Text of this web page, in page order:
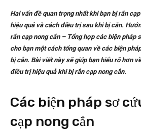
Hai vấn đề quan trọng nhất khi bạn bị rắn
hiệu quả và cách điều trị sau khi bị cắn.
rắn cạp nong cắn – Tổng hợp các biện pháp
cho bạn một cách tổng quan về các biện
bị cắn. Bài viết này sẽ giúp bạn hiểu rõ hơn
điều trị hiệu quả khi bị rắn cạp nong cắn.
Các biện pháp sơ
cạp nong cắn